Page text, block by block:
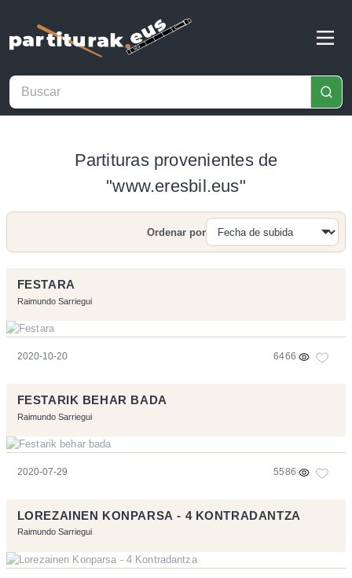
Partituras provenientes de
"www.eresbil.eus"
Buscar
Ordenar por
FESTARA
Raimundo Sarriegui
2020-10-20 6466
FESTARIK BEHAR BADA
Raimundo Sarriegui
2020-07-29 5586
LOREZAINEN KONPARSA - 4 KONTRADANTZA
Raimundo Sarriegui